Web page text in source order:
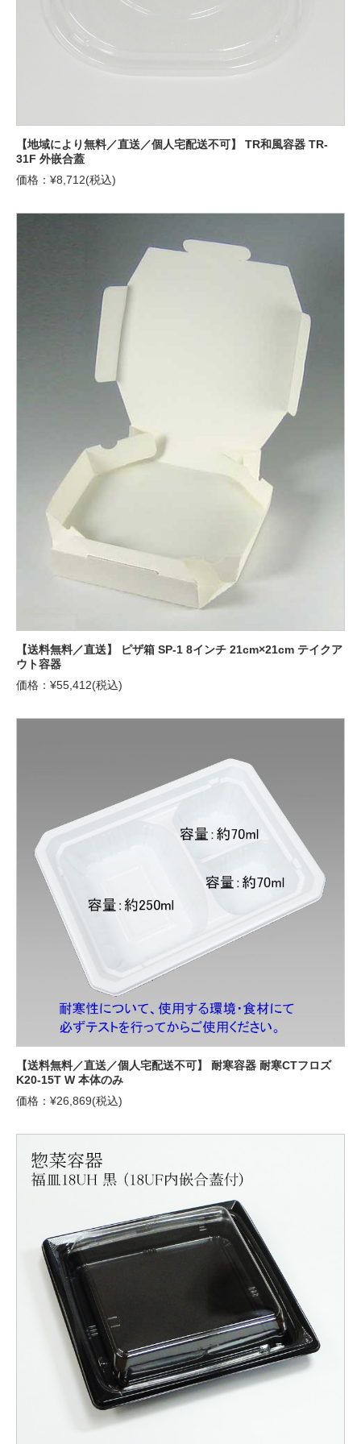
【地域により無料／直送／個人宅配送不可】 TR和風容器 TR-
31F 外嵌合蓋
価格：¥8,712(税込)
【送料無料／直送】 ピザ箱 SP-1 8インチ 21cm×21cm テイクア
ウト容器
価格：¥55,412(税込)
【送料無料／直送／個人宅配送不可】 耐寒容器 耐寒CTフロズ
K20-15T W 本体のみ
価格：¥26,869(税込)